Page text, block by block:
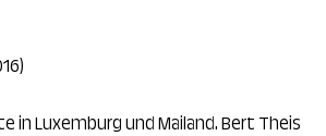
in Luxemburg und Mailand. Bert Theis